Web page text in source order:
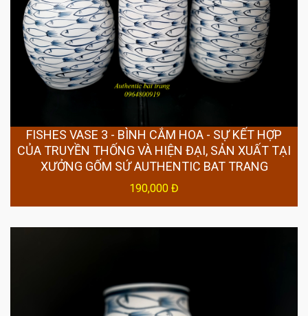
FISHES VASE 3 - BÌNH CẮM HOA - SỰ KẾT HỢP
CỦA TRUYỀN THỐNG VÀ HIỆN ĐẠI, SẢN XUẤT TẠI
XƯỞNG GỐM SỨ AUTHENTIC BAT TRANG
190,000 Đ